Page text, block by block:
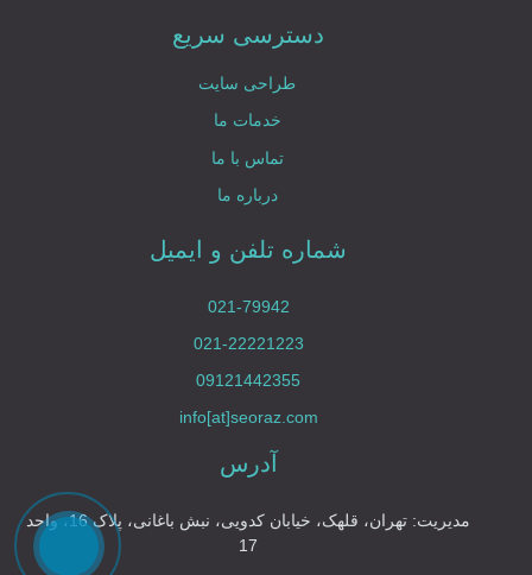
دسترسی سریع
طراحی سایت
خدمات ما
تماس با ما
درباره ما
شماره تلفن و ایمیل
021-79942
021-22221223
09121442355
info[at]seoraz.com
آدرس
مدیریت: تهران، قلهک، خیابان کدویی، نبش باغانی، پلاک 16، واحد
17